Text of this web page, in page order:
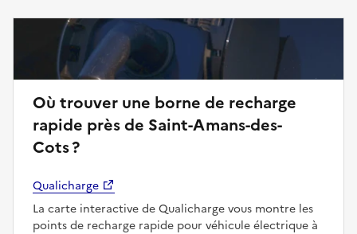
Où trouver une borne de recharge
rapide près de Saint-Amans-des-
Cots ?
Qualicharge
La carte interactive de Qualicharge vous montre les
points de recharge rapide pour véhicule électrique à